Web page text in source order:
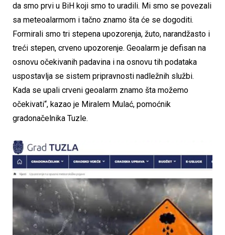
da smo prvi u BiH koji smo to uradili. Mi smo se povezali
sa meteoalarmom i tačno znamo šta će se dogoditi.
Formirali smo tri stepena upozorenja, žuto, narandžasto i
treći stepen, crveno upozorenje. Geoalarm je defisan na
osnovu očekivanih padavina i na osnovu tih podataka
uspostavlja se sistem pripravnosti nadležnih službi.
Kada se upali crveni geoalarm znamo šta možemo
očekivati“, kazao je Miralem Mulać, pomoćnik
gradonačelnika Tuzle.